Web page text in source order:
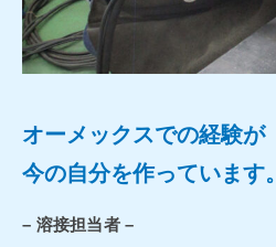
オーメックスでの経験が
今の自分を作っています。
– 溶接担当者 –